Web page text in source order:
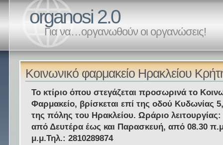
organosi 2.0
Για να…οργανωθούν οι οργανώσεις!
Κοινωνικό φαρμακείο Ηρακλείου
Το κτίριο όπου στεγάζεται προσωρινά το
Φαρμακείο, βρίσκεται επί της οδού Κυδωνίας
της πόλης του Ηρακλείου. Ωράριο
από Δευτέρα έως και Παρασκευή, από 08.30
μ.μ.Τηλ.: 2810289874